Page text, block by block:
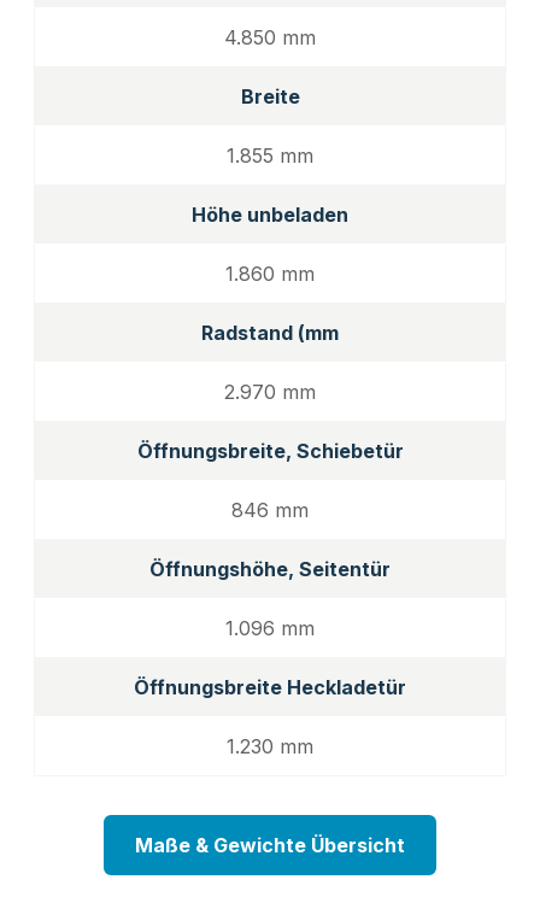
4.850 mm
Breite
1.855 mm
Höhe unbeladen
1.860 mm
Radstand (mm
2.970 mm
Öffnungsbreite, Schiebetür
846 mm
Öffnungshöhe, Seitentür
1.096 mm
Öffnungsbreite Heckladetür
1.230 mm
Maße & Gewichte Übersicht